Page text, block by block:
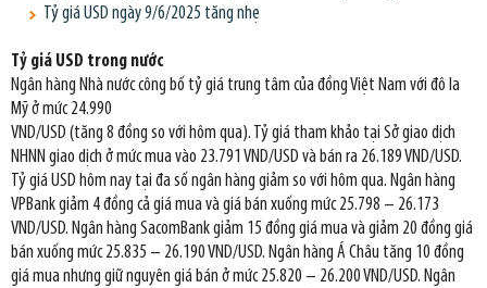
Tỷ giá USD ngày 9/6/2025 tăng nhẹ
Tỷ giá USD trong nước
Ngân hàng Nhà nước công bố tỷ giá trung tâm của đồng Việt Nam với đô la
Mỹ ở mức 24.990
VND/USD (tăng 8 đồng so với hôm qua). Tỷ giá tham khảo tại Sở giao dịch
NHNN giao dịch ở mức mua vào 23.791 VND/USD và bán ra 26.189 VND/USD.
Tỷ giá USD hôm nay tại đa số ngân hàng giảm so với hôm qua. Ngân hàng
VPBank giảm 4 đồng cả giá mua và giá bán xuống mức 25.798 – 26.173
VND/USD. Ngân hàng SacomBank giảm 15 đồng giá mua và giảm 20 đồng giá
bán xuống mức 25.835 – 26.190 VND/USD. Ngân hàng Á Châu tăng 10 đồng
giá mua nhưng giữ nguyên giá bán ở mức 25.820 – 26.200 VND/USD. Ngân